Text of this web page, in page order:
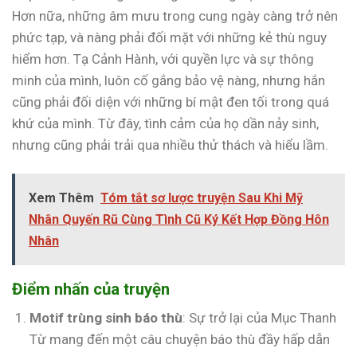
Hơn nữa, những âm mưu trong cung ngày càng trở nên
phức tạp, và nàng phải đối mặt với những kẻ thù nguy
hiểm hơn. Tạ Cảnh Hành, với quyền lực và sự thông
minh của mình, luôn cố gắng bảo vệ nàng, nhưng hắn
cũng phải đối diện với những bí mật đen tối trong quá
khứ của mình. Từ đây, tình cảm của họ dần nảy sinh,
nhưng cũng phải trải qua nhiều thử thách và hiểu lầm.
Xem Thêm Tóm tắt sơ lược truyện Sau Khi Mỹ
Nhân Quyến Rũ Cùng Tình Cũ Ký Kết Hợp Đồng Hôn
Nhân
Điểm nhấn của truyện
Motif trùng sinh báo thù: Sự trở lại của Mục Thanh
Từ mang đến một câu chuyện báo thù đầy hấp dẫn